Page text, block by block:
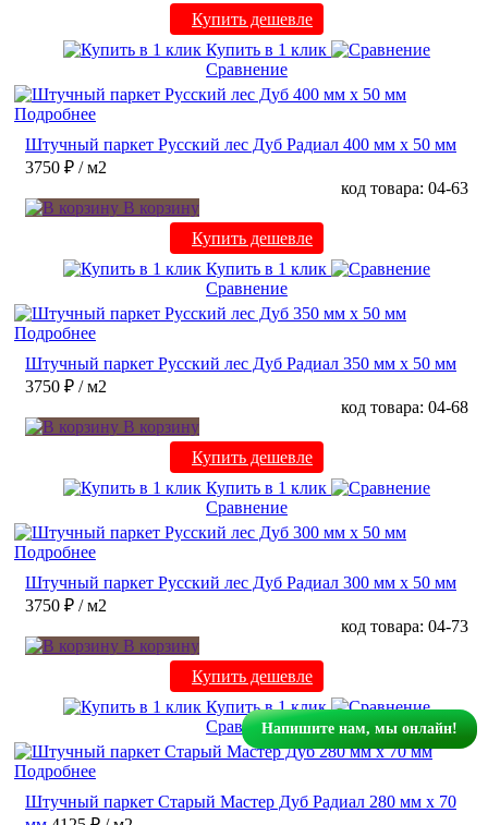
Купить дешевле
Купить в 1 клик
Сравнение
Подробнее
Штучный паркет Русский лес Дуб Радиал 400 мм х 50 мм
3750 ₽ / м2
код товара: 04-63
В корзину
Купить дешевле
Купить в 1 клик
Сравнение
Подробнее
Штучный паркет Русский лес Дуб Радиал 350 мм х 50 мм
3750 ₽ / м2
код товара: 04-68
В корзину
Купить дешевле
Купить в 1 клик
Сравнение
Подробнее
Штучный паркет Русский лес Дуб Радиал 300 мм х 50 мм
3750 ₽ / м2
код товара: 04-73
В корзину
Купить дешевле
Купить в 1 клик
Сравнение
Подробнее
Штучный паркет Старый Мастер Дуб Радиал 280 мм х 70
Напишите нам, мы онлайн!